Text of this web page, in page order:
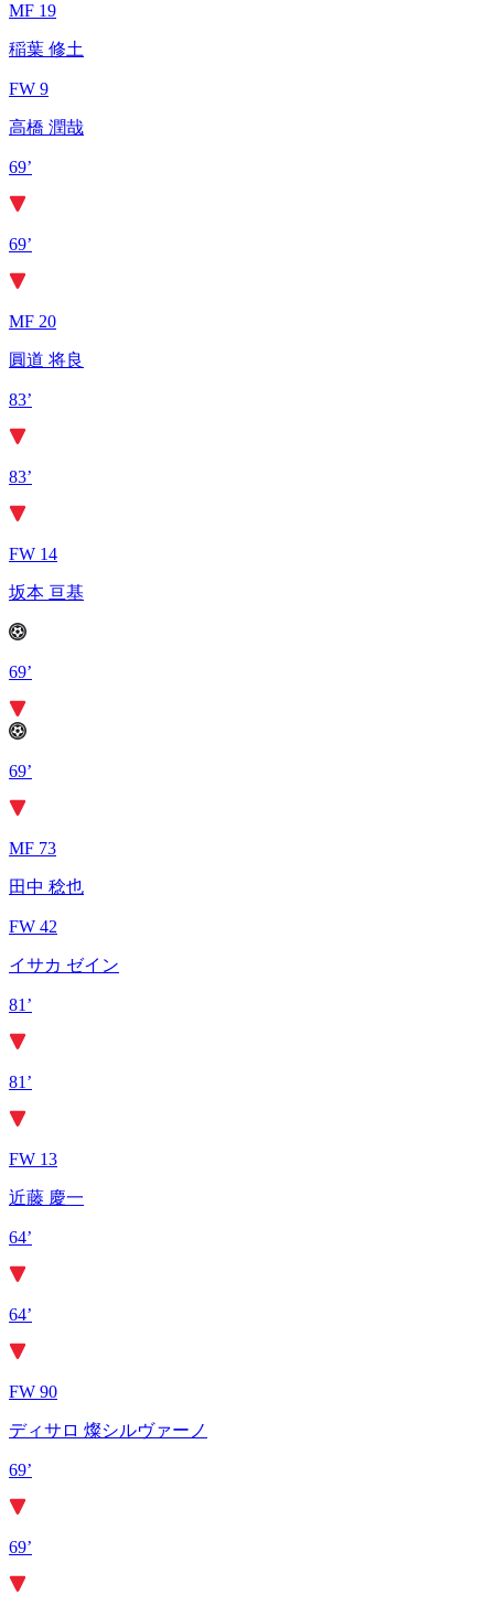
MF 19
稲葉 修土
FW 9
高橋 潤哉
69’
69’
MF 20
圓道 将良
83’
83’
FW 14
坂本 亘基
69’
69’
MF 73
田中 稔也
FW 42
イサカ ゼイン
81’
81’
FW 13
近藤 慶一
64’
64’
FW 90
ディサロ 燦シルヴァーノ
69’
69’